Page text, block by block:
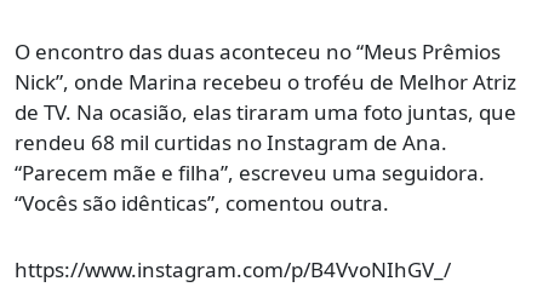
O encontro das duas aconteceu no “Meus Prêmios
Nick”, onde Marina recebeu o troféu de Melhor Atriz
de TV. Na ocasião, elas tiraram uma foto juntas, que
rendeu 68 mil curtidas no Instagram de Ana.
“Parecem mãe e filha”, escreveu uma seguidora.
“Vocês são idênticas”, comentou outra.
https://www.instagram.com/p/B4VvoNIhGV_/